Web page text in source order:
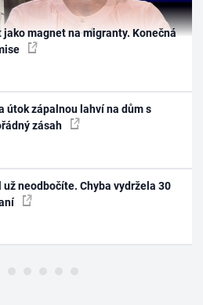
magnet na migranty. Konečná
útok zápalnou lahví na dům s
zásah
už neodbočíte. Chyba vydržela 30